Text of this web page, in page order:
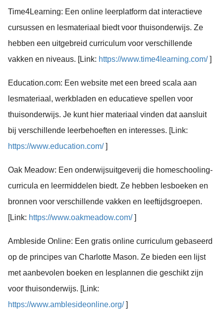
Time4Learning: Een online leerplatform dat interactieve
cursussen en lesmateriaal biedt voor thuisonderwijs. Ze
hebben een uitgebreid curriculum voor verschillende
vakken en niveaus. [Link: https://www.time4learning.com/]
Education.com: Een website met een breed scala aan
lesmateriaal, werkbladen en educatieve spellen voor
thuisonderwijs. Je kunt hier materiaal vinden dat aansluit
bij verschillende leerbehoeften en interesses. [Link:
https://www.education.com/]
Oak Meadow: Een onderwijsuitgeverij die homeschooling-
curricula en leermiddelen biedt. Ze hebben lesboeken en
bronnen voor verschillende vakken en leeftijdsgroepen.
[Link: https://www.oakmeadow.com/]
Ambleside Online: Een gratis online curriculum gebaseerd
op de principes van Charlotte Mason. Ze bieden een lijst
met aanbevolen boeken en lesplannen die geschikt zijn
voor thuisonderwijs. [Link:
https://www.amblesideonline.org/]